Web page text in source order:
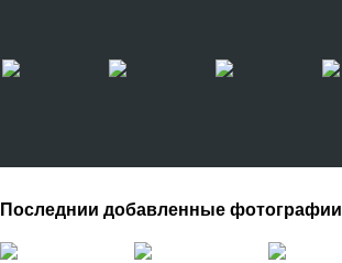
Последнии добавленные фотографии